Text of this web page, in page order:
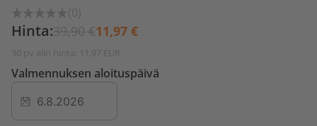
(0)
Hinta:39,90 €11,97 €
30 pv alin hinta: 11,97 EUR
Valmennuksen aloituspäivä